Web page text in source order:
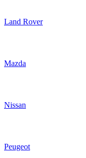
Land Rover
Mazda
Nissan
Peugeot